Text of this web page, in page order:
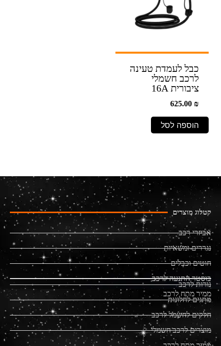
כבל לעמדת טעינה
לרכב חשמלי
ציבורית 16A
625.00₪
הוספה לסל
קטלוג מוצרים
אביזרי רכב
נגררים ומשאיות
חוטים וכבלים
בוסטר התנעה לרכב
ממיר מתח לרכב
נורות לרכב
מתגים לחלונות
חלקים לחשמל לרכב
מוצרים לרכב חשמלי